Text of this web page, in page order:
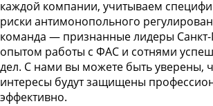
каждой компании, учитываем
риски антимонопольного
команда — признанные лидеры Санкт-
опытом работы с ФАС и сотнями
дел. С нами вы можете быть уверены,
интересы будут защищены
эффективно.